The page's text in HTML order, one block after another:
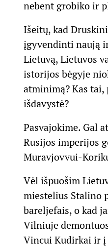
nebent grobiko ir
Išeitų, kad
įgyvendinti naują
Lietuvą, Lietuvos
istorijos bėgyje
atminimą? Kas
išdavystė?
Pasvajokime. Gal
Rusijos imperijos
Muravjovvui-
Vėl išpuošim
miestelius Stalino
bareljefais, o kad
Vilniuje
Vincui Kudirkai ir į